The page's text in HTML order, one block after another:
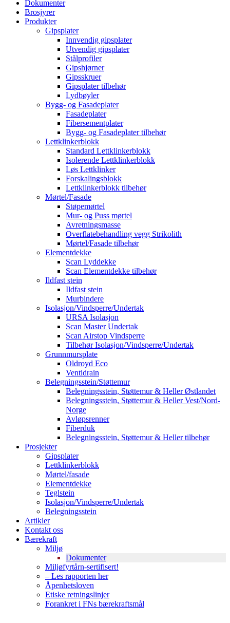
Dokumenter
Brosjyrer
Produkter
Gipsplater
Innvendig gipsplater
Utvendig gipsplater
Stålprofiler
Gipshjørner
Gipsskruer
Gipsplater tilbehør
Lydbøyler
Bygg- og Fasadeplater
Fasadeplater
Fibersementplater
Bygg- og Fasadeplater tilbehør
Lettklinkerblokk
Standard Lettklinkerblokk
Isolerende Lettklinkerblokk
Løs Lettklinker
Forskalingsblokk
Lettklinkerblokk tilbehør
Mørtel/Fasade
Støpemørtel
Mur- og Puss mørtel
Avretningsmasse
Overflatebehandling vegg Strikolith
Mørtel/Fasade tilbehør
Elementdekke
Scan Lyddekke
Scan Elementdekke tilbehør
Ildfast stein
Ildfast stein
Murbindere
Isolasjon/Vindsperre/Undertak
URSA Isolasjon
Scan Master Undertak
Scan Airstop Vindsperre
Tilbehør Isolasjon/Vindsperre/Undertak
Grunnmursplate
Oldroyd Eco
Ventidrain
Belegningsstein/Støttemur
Belegningsstein, Støttemur & Heller Østlandet
Belegningsstein, Støttemur & Heller Vest/Nord-
Norge
Avløpsrenner
Fiberduk
Belegningsstein, Støttemur & Heller tilbehør
Prosjekter
Gipsplater
Lettklinkerblokk
Mørtel/fasade
Elementdekke
Teglstein
Isolasjon/Vindsperre/Undertak
Belegningsstein
Artikler
Kontakt oss
Bærekraft
Miljø
Dokumenter
Miljøfyrtårn-sertifisert!
– Les rapporten her
Åpenhetsloven
Etiske retningslinjer
Forankret i FNs bærekraftsmål